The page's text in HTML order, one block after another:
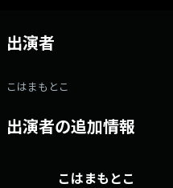
出演者
こはまもとこ
出演者の追加情報
こはまもとこ